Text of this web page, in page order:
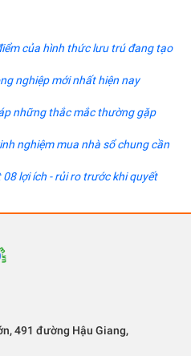
của hình thức lưu trú đang tạo
nghiệp mới nhất hiện nay
những thắc mắc thường gặp
nghiệm mua nhà sổ chung cần
lợi ích - rủi ro trước khi quyết
491 đường Hậu Giang,